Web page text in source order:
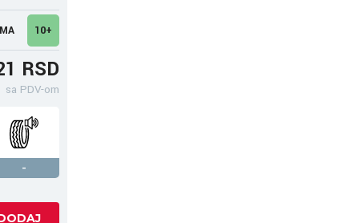
10+
RSD
sa PDV-om
-